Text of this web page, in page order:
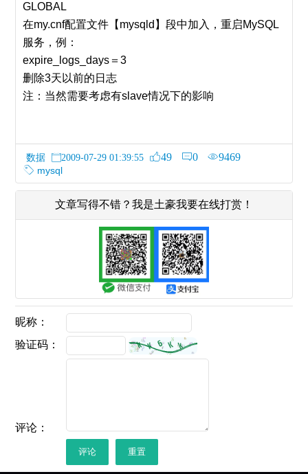
GLOBAL
在my.cnf配置文件【mysqld】段中加入，重启MySQL
服务，例：
expire_logs_days＝3
删除3天以前的日志
注：当然需要考虑有slave情况下的影响
数据 2009-07-29 01:39:55 49 0
9469
mysql
文章写得不错？我是土豪我要在线打赏！
昵称：
验证码：
评论：
评论 重置